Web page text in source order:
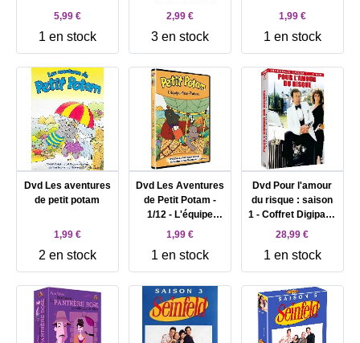
5,99 €
1 en stock
L'assistant du
2,99 €
3 en stock
1,99 €
1 en stock
Dvd Les aventures
de petit potam
1,99 €
2 en stock
Dvd Les Aventures
de Petit Potam -
1/12 - L'équipe
Aéro - Potam
1,99 €
1 en stock
Dvd Pour l'amour
du risque : saison
1 - Coffret Digipack
5 DVD
28,99 €
1 en stock